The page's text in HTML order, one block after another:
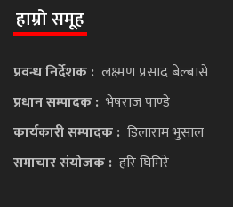
हाम्रो समूह
प्रवन्ध निर्देशक : लक्ष्मण प्रसाद बेल्बासे
प्रधान सम्पादक : भेषराज पाण्डे
कार्यकारी सम्पादक : डिलाराम भुसाल
समाचार संयोजक : हरि घिमिरे